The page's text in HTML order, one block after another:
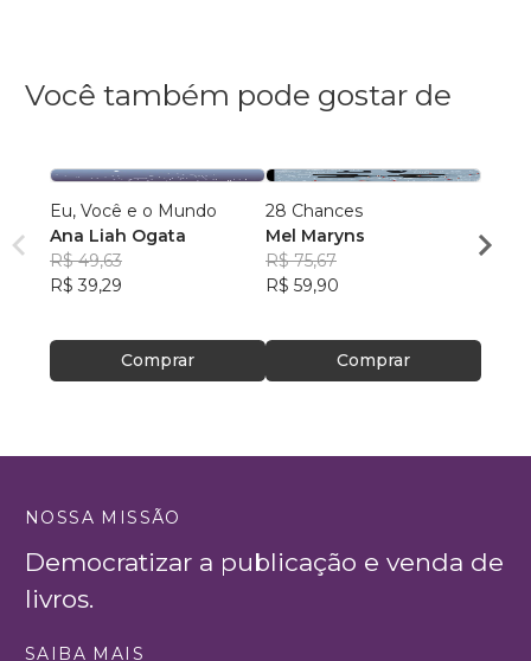
Você também pode gostar de
Eu, Você e o Mundo
Ana Liah Ogata
R$ 49,63
R$ 39,29
Comprar
28 Chances
Mel Maryns
R$ 75,67
R$ 59,90
Comprar
R$
NOSSA MISSÃO
Democratizar a publicação e venda de
livros.
SAIBA MAIS